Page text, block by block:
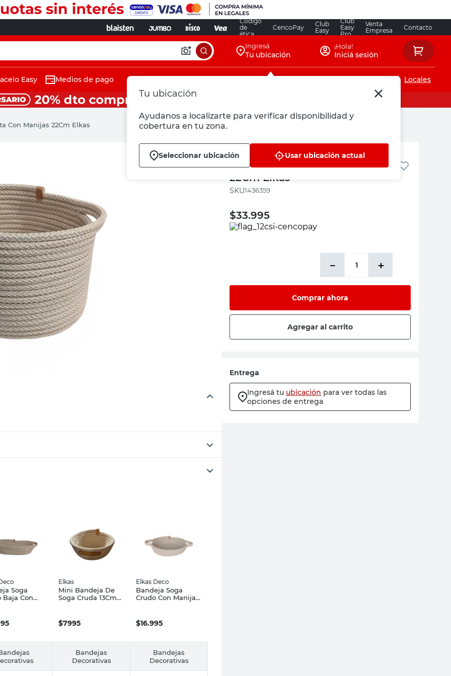
Código
de
ética
CencoPay
Club
Easy
Club
Easy
Pro
Venta
Empresa
Contacto
Ingresá
Tu ubicación
Tu ubicación
Ayudanos a localizarte para verificar disponibilidad y
cobertura en tu zona.
Seleccionar ubicación Usar ubicación actual
¡Hola!
Iniciá sesión
Easy Medios de pago Locales
Con Manijas 22Cm Elkas
Soga
Baja Con
Elkas
Mini Bandeja De
Soga Cruda 13Cm
$7995
Elkas Deco
Bandeja Soga
Crudo Con Manija
$16.995
Bandejas
Decorativas
Bandejas
Decorativas
Elkas Deco
Bandeja Soga Alta Con Manijas
22Cm Elkas
:1436359
$33.995
＋
－
Comprar ahora
Agregar al carrito
Entrega
Ingresá tu ubicación para ver todas las
opciones de entrega